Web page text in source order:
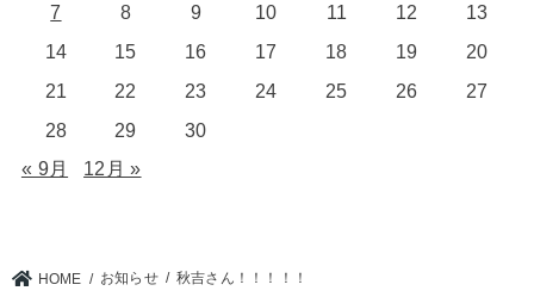
7
8 9 10 11 12
13
14
15 16 17 18 19
20
21
22 23 24 25 26
27
28
29
30
« 9月
12月 »
HOME お知らせ 秋吉さん！！！！！